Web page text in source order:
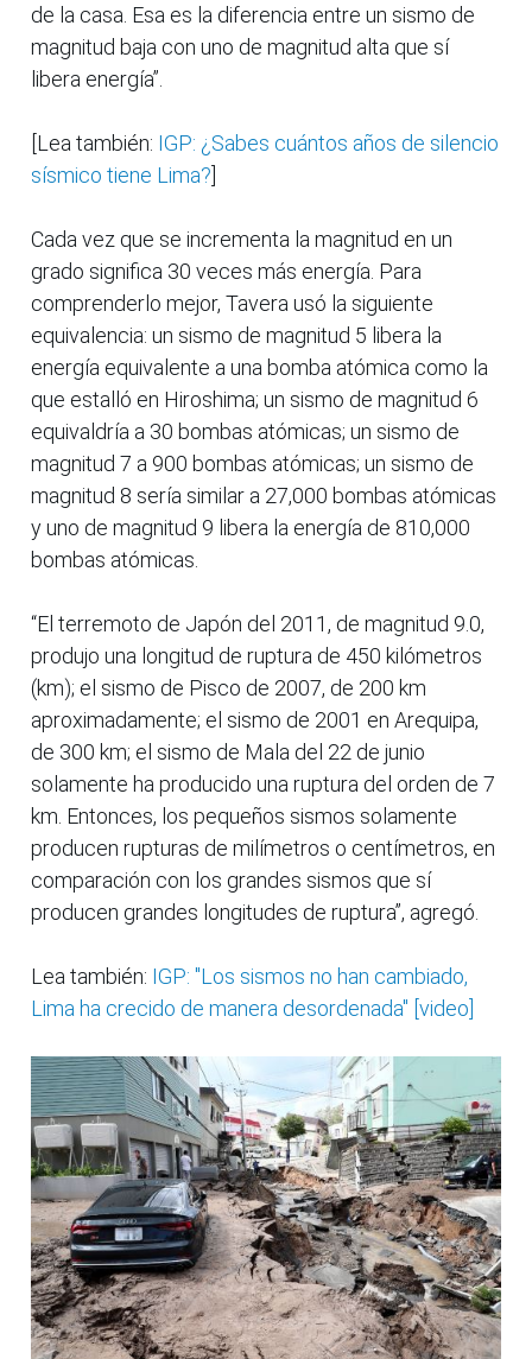
de la casa. Esa es la diferencia entre un sismo de
magnitud baja con uno de magnitud alta que sí
libera energía”.
[Lea también: IGP: ¿Sabes cuántos años de silencio
sísmico tiene Lima?
Cada vez que se incrementa la magnitud en un
grado significa 30 veces más energía. Para
comprenderlo mejor, Tavera usó la siguiente
equivalencia: un sismo de magnitud 5 libera la
energía equivalente a una bomba atómica como la
que estalló en Hiroshima; un sismo de magnitud 6
equivaldría a 30 bombas atómicas; un sismo de
magnitud 7 a 900 bombas atómicas; un sismo de
magnitud 8 sería similar a 27,000 bombas atómicas
y uno de magnitud 9 libera la energía de 810,000
bombas atómicas.
“El terremoto de Japón del 2011, de magnitud 9.0,
produjo una longitud de ruptura de 450 kilómetros
(km); el sismo de Pisco de 2007, de 200 km
aproximadamente; el sismo de 2001 en Arequipa,
de 300 km; el sismo de Mala del 22 de junio
solamente ha producido una ruptura del orden de 7
km. Entonces, los pequeños sismos solamente
producen rupturas de milímetros o centímetros, en
comparación con los grandes sismos que sí
producen grandes longitudes de ruptura”, agregó.
Lea también: IGP: "Los sismos no han cambiado,
Lima ha crecido de manera desordenada" [video]